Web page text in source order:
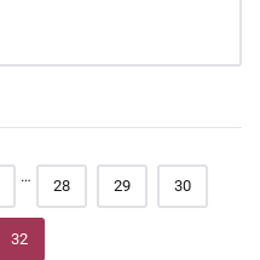
…
28 29 30
32